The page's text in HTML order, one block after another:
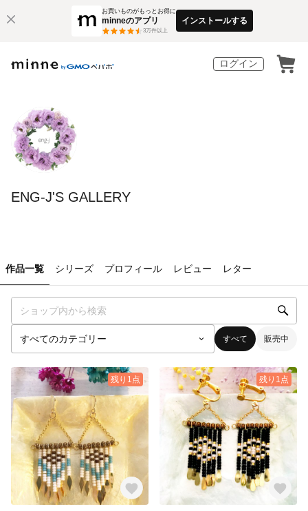
お買いものがもっとお得に
minneのアプリ
3万件以上
インストールする
ログイン
ENG-J'S GALLERY
作品一覧 シリーズ プロフィール レビュー レター
すべて 販売中
残り1点 残り1点